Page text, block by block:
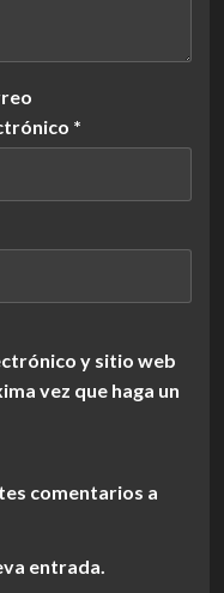
*
y sitio web
vez que haga un
comentarios a
entrada.